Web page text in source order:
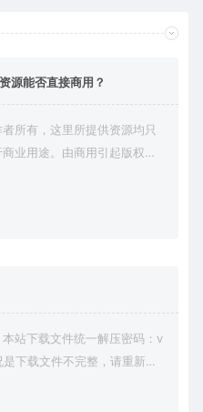
源能否直接商用？
所有，这里所提供资源均只
业用途。由商用引起版权纠
站下载文件统一解压密码：v
下载文件不完整，请重新下